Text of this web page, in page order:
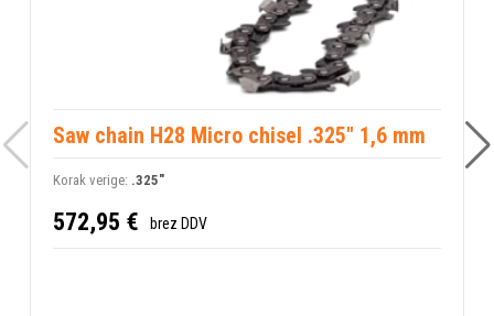
Saw chain H28 Micro chisel .325" 1,6 mm
Korak verige: .325"
572,95 € brez DDV